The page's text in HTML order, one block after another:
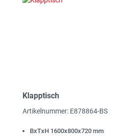
Klapptisch
Artikelnummer: E878864-BS
BxTxH 1600x800x720 mm